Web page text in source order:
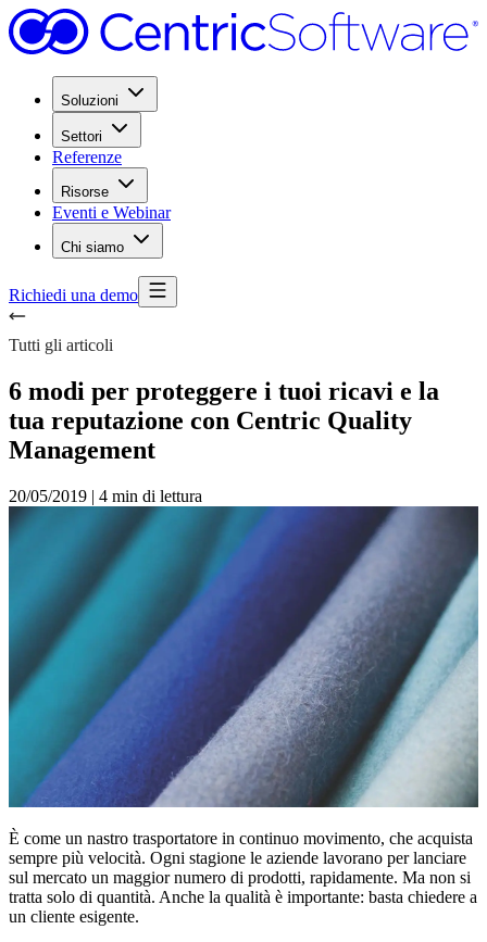
Soluzioni
Settori
Referenze
Risorse
Eventi e Webinar
Chi siamo
Richiedi una demo
Tutti gli articoli
6 modi per proteggere i tuoi ricavi e la
tua reputazione con Centric Quality
Management
20/05/2019 | 4 min di lettura
È come un nastro trasportatore in continuo movimento, che acquista
sempre più velocità. Ogni stagione le aziende lavorano per lanciare
sul mercato un maggior numero di prodotti, rapidamente. Ma non si
tratta solo di quantità. Anche la qualità è importante: basta chiedere a
un cliente esigente.